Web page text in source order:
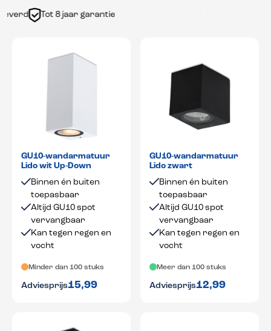
Tot 8 jaar garantie
GU10-wandarmatuur
Lido wit Up-Down
Binnen én buiten
toepasbaar
Altijd GU10 spot
vervangbaar
Kan tegen regen en
vocht
Minder dan 100 stuks
Adviesprijs15,99
GU10-wandarmatuur
Lido zwart
Binnen én buiten
toepasbaar
Altijd GU10 spot
vervangbaar
Kan tegen regen en
vocht
Meer dan 100 stuks
Adviesprijs12,99